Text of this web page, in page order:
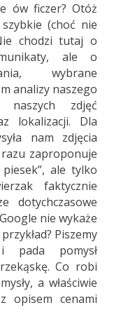
ów ficzer? Otóż
(choć nie
chodzi tutaj o
ale o
wybrane
analizy naszego
naszych zdjęć
lokalizacji. Dla
nam zdjęcia
razu zaproponuje
ale tylko
faktycznie
dotychczasowe
nie wykaże
Piszemy
pada pomysł
Co robi
a właściwie
opisem cenami